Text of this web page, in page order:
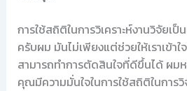
การใช้สถิติในการวิเคราะห์งานวิจัยเ
ครับผม มันไม่เพียงแต่ช่วยให้เราเข้า
สามารถทำการตัดสินใจที่ดีขึ้นได้ ผม
คุณมีความมั่นใจในการใช้สถิติในการ